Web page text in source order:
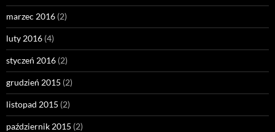
marzec 2016 (2)
luty 2016 (4)
styczeń 2016 (2)
grudzień 2015 (2)
listopad 2015 (2)
październik 2015 (2)